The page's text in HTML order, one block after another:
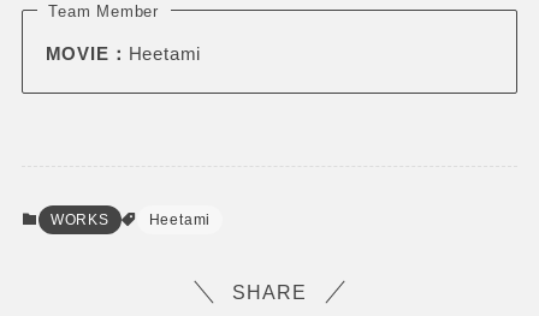
Team Member
MOVIE： Heetami
WORKS Heetami
SHARE